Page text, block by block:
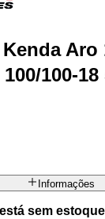
Aro
100-18
Informações
sem